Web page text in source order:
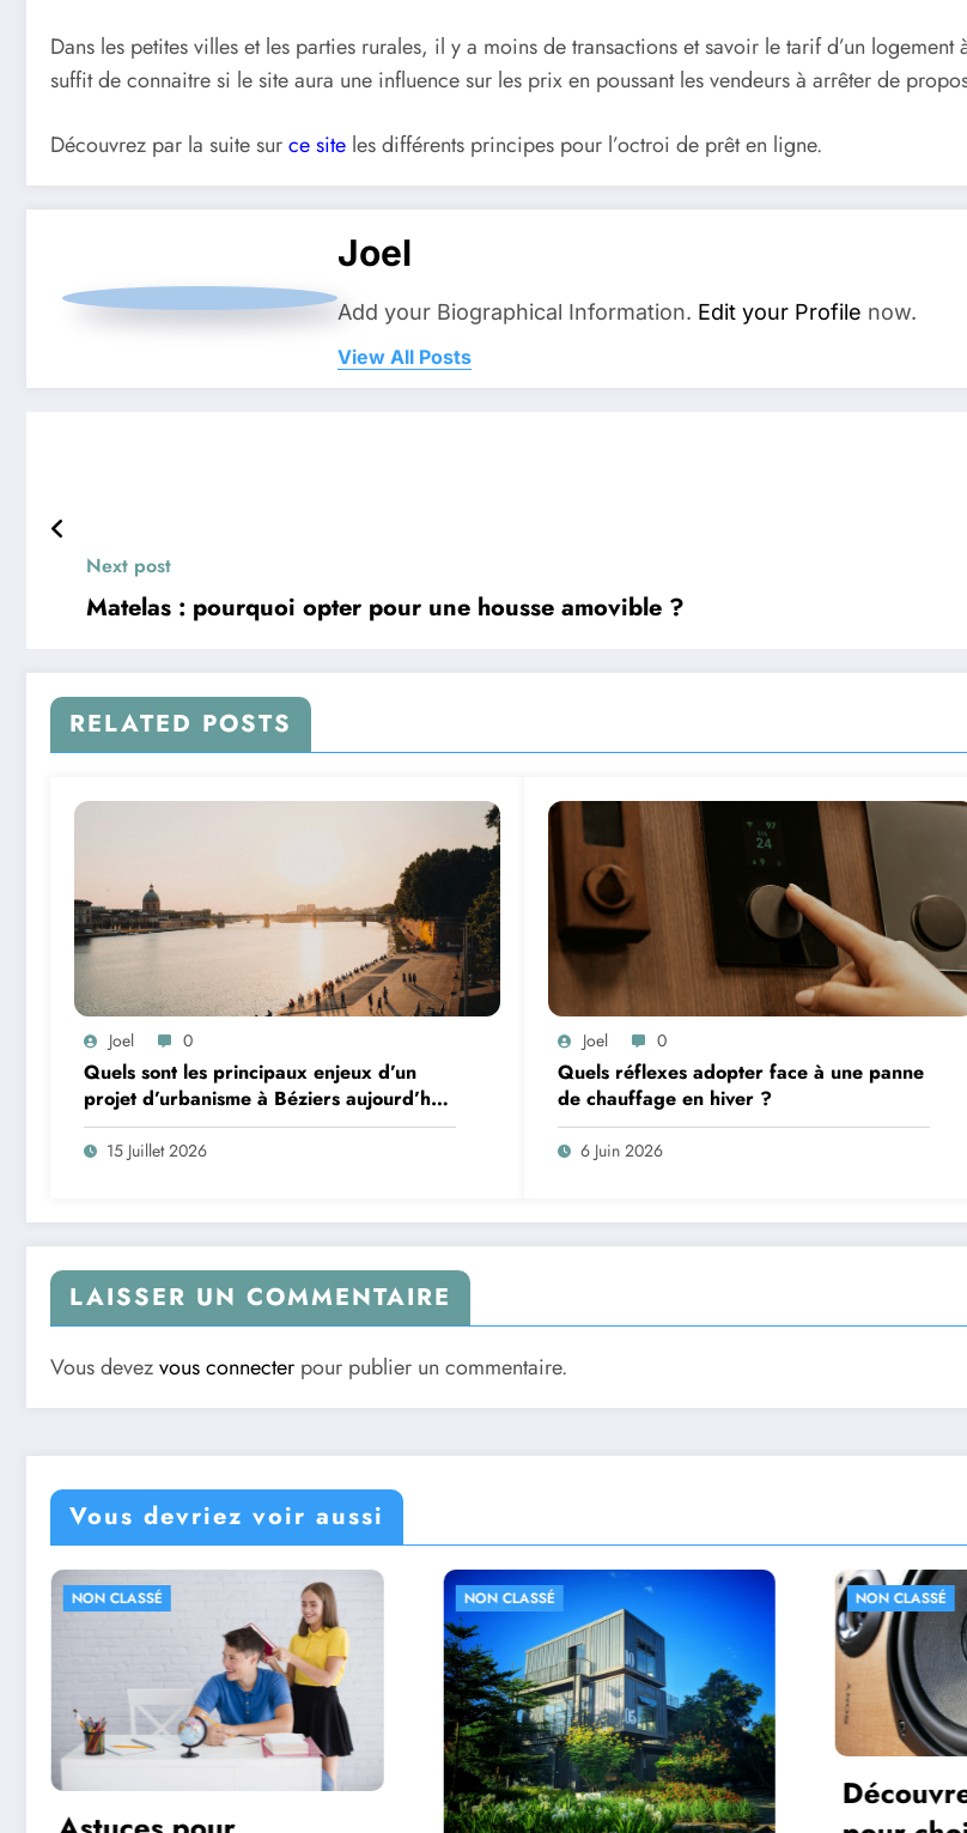
Dans les petites villes et les parties rurales, il y a moins de transactionset savoir le tarif d’un logement
suffit de connaitre si le site aura une influence sur les prix en poussant les vendeurs à arrêter de
Découvrez par la suite surce site les différents principes pour l’octroi de prêt en ligne.
Joel
Add your Biographical Information. Edit your Profile now.
View All Posts
Next post
Matelas : pourquoi opter pour une housse amovible ?
RELATED POSTS
Joel 0
Quels sont les principaux enjeux d’un
projet d’urbanisme à Béziers aujourd’hui
?
15 Juillet 2026
Joel 0
Quels réflexes adopter face à une panne
de chauffage en hiver ?
6 Juin 2026
LAISSER UN COMMENTAIRE
Vous devezvous connecter pour publier un commentaire.
Vous devriez voir aussi
NON CLASSÉ NON CLASSÉ
Découvrez les secrets
NON CLASSÉ